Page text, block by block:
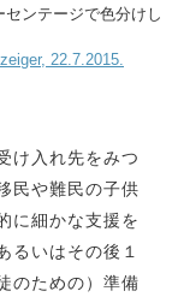
ンテージで色分けし
22.7.2015.
け入れ先をみつ
民や難民の子供
に細かな支援を
るいはその後１
のための）準備